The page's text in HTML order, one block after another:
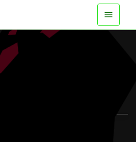
บนทุกแพลตฟอร์มแล้ว